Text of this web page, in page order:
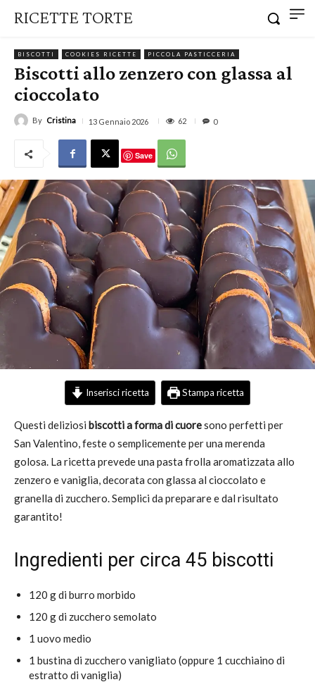
RICETTE TORTE
BISCOTTI COOKIES RICETTE PICCOLA PASTICCERIA
Biscotti allo zenzero con glassa al
cioccolato
By Cristina 13 Gennaio 2026 62 0
Save
Inserisci ricetta Stampa ricetta
Questi deliziosi biscotti a forma di cuoresono perfetti per
San Valentino, feste o semplicemente per una merenda
golosa. La ricetta prevede una pasta frolla aromatizzata allo
zenzero e vaniglia, decorata con glassa al cioccolato e
granella di zucchero. Semplici da preparare e dal risultato
garantito!
Ingredienti per circa 45 biscotti
120 g di burro morbido
120 g di zucchero semolato
1 uovo medio
1 bustina di zucchero vanigliato (oppure 1 cucchiaino di
estratto di vaniglia)